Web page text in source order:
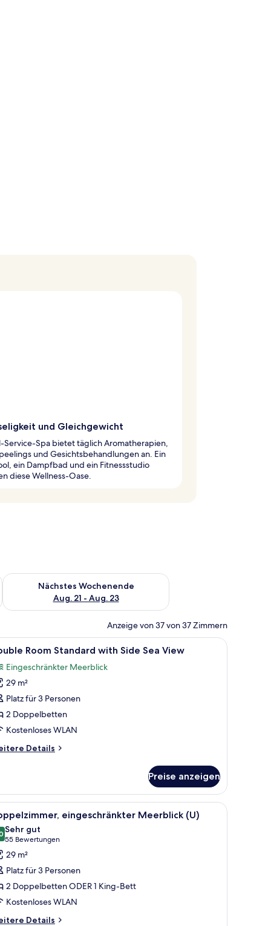
und Gleichgewicht
Service-Spa bietet täglich Aromatherapien,
und Gesichtsbehandlungen an. Ein
ein Dampfbad und ein Fitnessstudio
diese Wellness-Oase.
Aug. 14 - Aug. 16.
Nächstes Wochenende
Aug. 21 - Aug. 23
Überprüfe die Verfügbarkeit für nächstes Wochenende, Aug.
Anzeige von 37 von 37 Zimmern
Arbeitsplatz Minibar, Zimmersafe, laptopgeeigneter
4 Room Standard with Side Sea View
Eingeschränkter Meerblick
29 m²
Platz für 3 Personen
2 Doppelbetten
Kostenloses WLAN
Details
Preise anzeigen
Schreibtisch, einem Sessel, einem Fernseher und einem Balkon mit blauen
Ein Hotelzimmer mit zwei Betten, einem
5 eingeschränkter Meerblick (U)
von 10
Sehr gut
55 Bewertungen
(55
Bewertungen)
29 m²
Platz für 3 Personen
2 Doppelbetten ODER 1 King-Bett
Kostenloses WLAN
Details